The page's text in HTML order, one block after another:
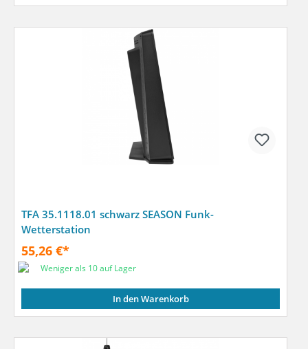
TFA 35.1118.01 schwarz SEASON Funk-
Wetterstation
55,26 €*
Weniger als 10 auf Lager
In den Warenkorb